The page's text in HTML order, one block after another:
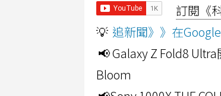
訂閱《
💡 追新聞》》在
📢 Galaxy Z Fold8
Bloom